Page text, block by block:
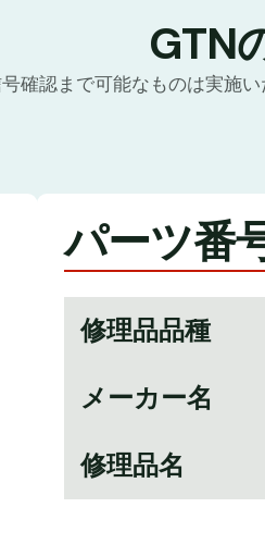
GTN
確認まで可能なものは実施
パーツ番
修理品品種
メーカー名
修理品名